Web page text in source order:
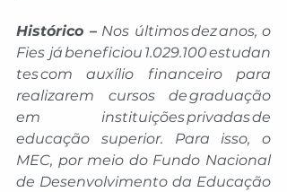
Histórico – Nos últimos dez anos, o
Fies já beneficiou 1.029.100 estudan
tes com auxílio financeiro para
realizarem cursos de graduação
em instituições privadas de
educação superior. Para isso, o
MEC, por meio do Fundo Nacional
de Desenvolvimento da Educação